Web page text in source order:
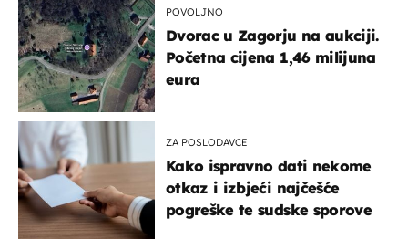
POVOLJNO
Dvorac u Zagorju na aukciji.
Početna cijena 1,46 milijuna
eura
ZA POSLODAVCE
Kako ispravno dati nekome
otkaz i izbjeći najčešće
pogreške te sudske sporove